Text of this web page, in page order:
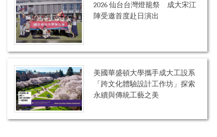
2026 仙台台灣燈籠祭 成大宋江
陣受邀首度赴日演出
美國華盛頓大學攜手成大工設系
「跨文化體驗設計工作坊」探索
永續與傳統工藝之美